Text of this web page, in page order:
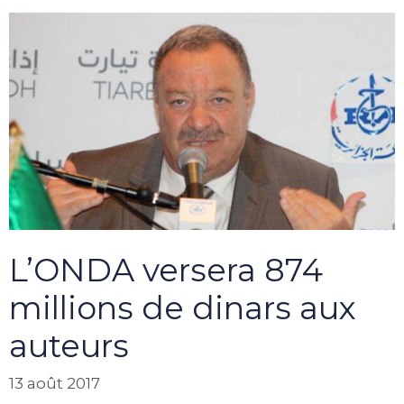
L’ONDA versera 874
millions de dinars aux
auteurs
13 août 2017